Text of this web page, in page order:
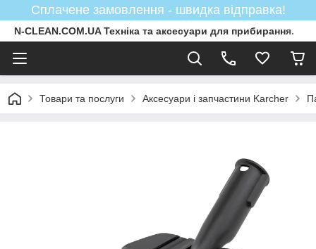
Сплачене замовлення - швидка відправка!
N-CLEAN.COM.UA Техніка та аксесуари для прибирання.
Товари та послуги Аксесуари і запчастини Karcher